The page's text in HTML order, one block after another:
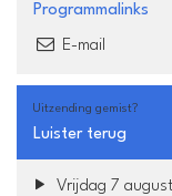
Programmalinks
E-mail
Uitzending gemist?
Luister terug
Vrijdag 7